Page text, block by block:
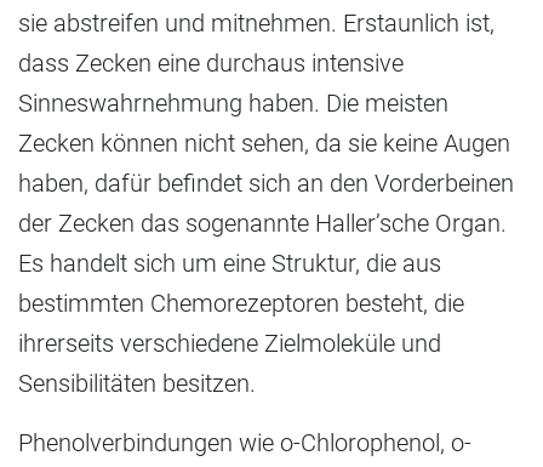
sie abstreifen und mitnehmen. Erstaunlich ist,
dass Zecken eine durchaus intensive
Sinneswahrnehmung haben. Die meisten
Zecken können nicht sehen, da sie keine Augen
haben, dafür befindet sich an den Vorderbeinen
der Zecken das sogenannte Haller’sche Organ.
Es handelt sich um eine Struktur, die aus
bestimmten Chemorezeptoren besteht, die
ihrerseits verschiedene Zielmoleküle und
Sensibilitäten besitzen.
Phenolverbindungen wie o-Chlorophenol, o-